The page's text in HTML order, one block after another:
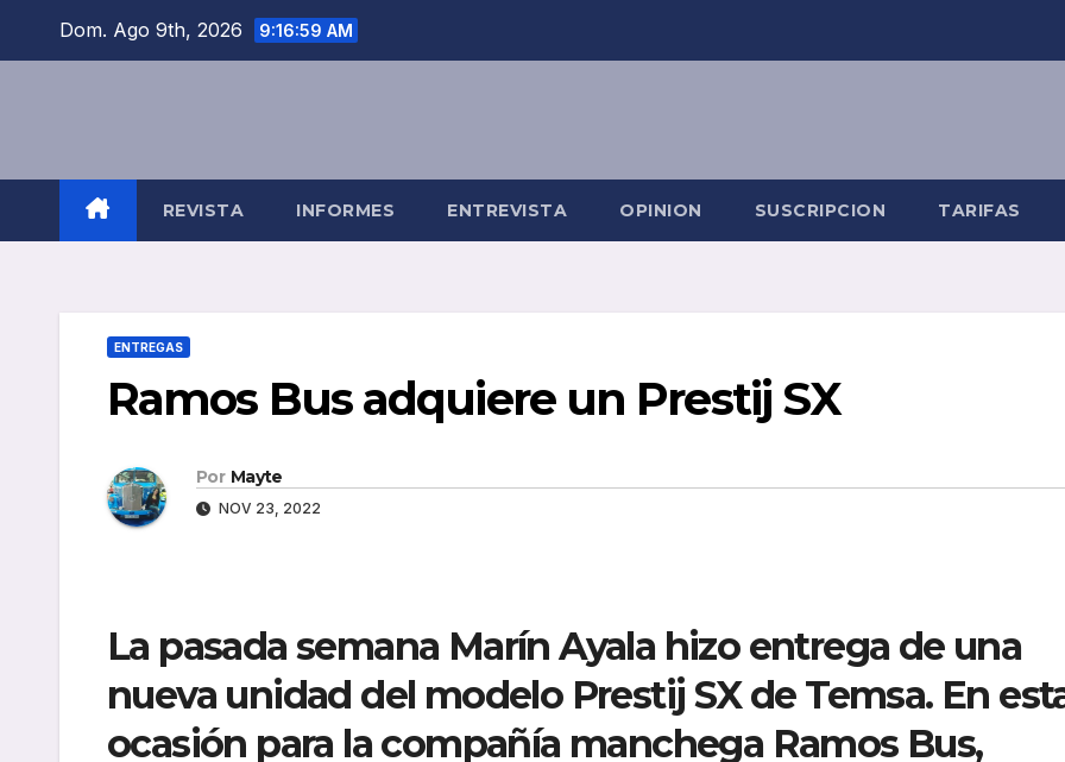
Dom. Ago 9th, 2026 9:17:00 AM
REVISTA INFORMES ENTREVISTA OPINION SUSCRIPCION TARIFAS
ENTREGAS
Ramos Bus adquiere un Prestij SX
Por Mayte
NOV 23, 2022
La pasada semana Marín Ayala hizo entrega de una
nueva unidad del modelo Prestij SX de Temsa. En
ocasión para la compañía manchega Ramos Bus,